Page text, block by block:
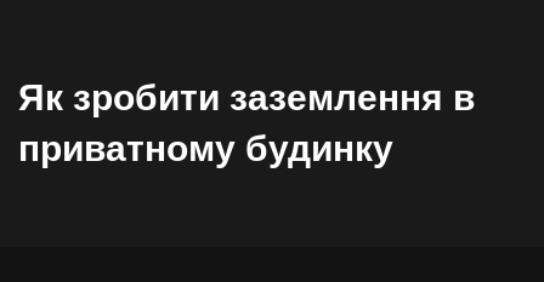
Як зробити заземлення в
приватному будинку